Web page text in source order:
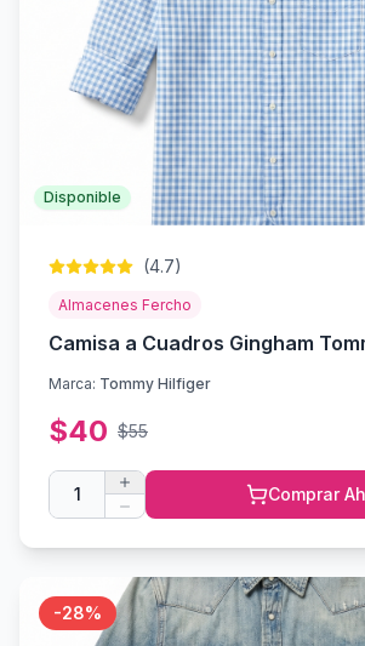
Disponible
(4.7)
Almacenes Fercho
Camisa a Cuadros Gingham
Marca: Tommy Hilfiger
$40 $55
1 Comprar
-28%